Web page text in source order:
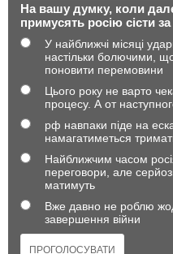
На вашу думку, коли
примусять росію сісти
У найближчі місяці
настільки болючими,
поновити перемовини
Цього року не варто
процесу. А от
рф навпаки піде на
намагатиметься
Найближчим часом
переговори, але
матимуть
Вже давно не роблю
завершення війни